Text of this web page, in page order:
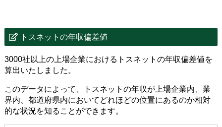
トスネットの年収偏差値
3000社以上の上場企業におけるトスネットの年収偏差値を
算出いたしました。
このデータによって、トスネットの年収が上場企業内、業
界内、都道府県内においてどれほどの位置にあるのか相対
的な状況を知ることができます。